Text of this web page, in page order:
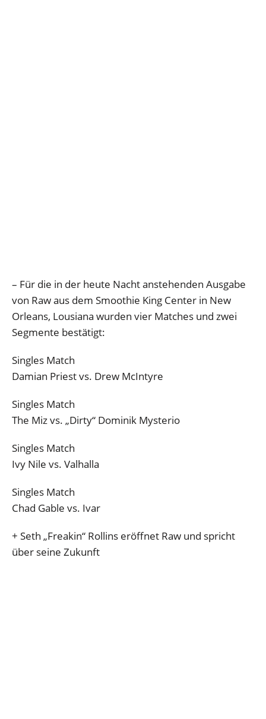
– Für die in der heute Nacht anstehenden Ausgabe
von Raw aus dem Smoothie King Center in New
Orleans, Lousiana wurden vier Matches und zwei
Segmente bestätigt:
Singles Match
Damian Priest vs. Drew McIntyre
Singles Match
The Miz vs. „Dirty“ Dominik Mysterio
Singles Match
Ivy Nile vs. Valhalla
Singles Match
Chad Gable vs. Ivar
+ Seth „Freakin“ Rollins eröffnet Raw und spricht
über seine Zukunft